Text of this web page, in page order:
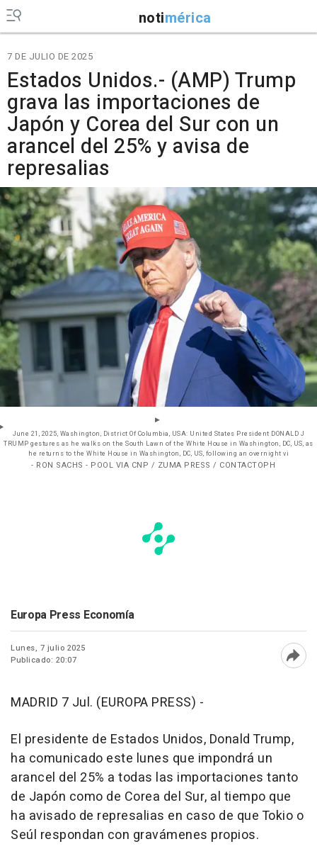
notimérica
7 DE JULIO DE 2025
Estados Unidos.- (AMP) Trump
grava las importaciones de
Japón y Corea del Sur con un
arancel del 25% y avisa de
represalias
June 21, 2025, Washington, District Of Columbia, USA: United States President DONALD J
TRUMP gestures as he walks on the South Lawn of the White House in Washington, DC, US, as
he returns to the White House in Washington, DC, US, following an overnight vi
- RON SACHS - POOL VIA CNP / ZUMA PRESS / CONTACTOPH
Europa Press Economía
Lunes, 7 julio 2025
Publicado: 20:07
MADRID 7 Jul. (EUROPA PRESS) -
El presidente de Estados Unidos, Donald Trump,
ha comunicado este lunes que impondrá un
arancel del 25% a todas las importaciones tanto
de Japón como de Corea del Sur, al tiempo que
ha avisado de represalias en caso de que Tokio o
Seúl respondan con gravámenes propios.